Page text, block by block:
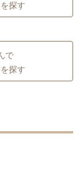
探す
で
探す